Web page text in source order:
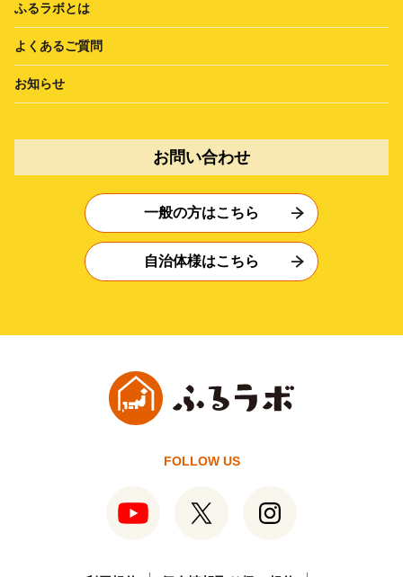
ふるラボとは
よくあるご質問
お知らせ
お問い合わせ
一般の方はこちら
自治体様はこちら
FOLLOW US